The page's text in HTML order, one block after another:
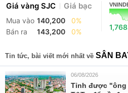
Giá vàng SJC Giá bạc
Mua vào 140,200
0%
Bán ra
143,200 0%
Tin tức, bài viết mới nhất về SÂN
06/08/2026
Tỉnh được "ông